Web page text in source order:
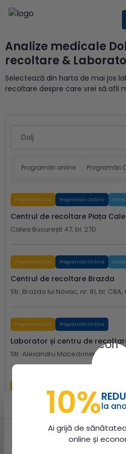
Acest site utilizează cookie-uri
Analize medicale
recoltare &
Selectează din harta de mai jos
recoltare despre care vrei să afli
Programări online Programări
Programări CAS Programări Online
Centrul de recoltare Piața
Calea București 47, bl. 27D
Programări CAS Programări Online
Centrul de recoltare Brazda
Str. Brazda lui Novac, nr. 81, bl.
Programări CAS Programări Online
Laborator și centru de
Str. Alexandru Macedonski nr. 53,
Centrul de recoltare Tabaci
Str. Tabaci, nr. 2810%la
Ai grijă de
online și